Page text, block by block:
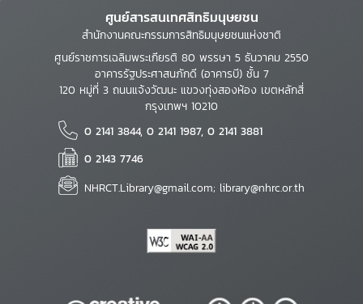
ศูนย์สารสนเทศสิทธิมนุษยชน
สำนักงานคณะกรรมการสิทธิมนุษยชนแห่งชาติ
ศูนย์ราชการเฉลิมพระเกียรติ 80 พรรษา 5 ธันวาคม 2550
อาคารรัฐประศาสนภักดี (อาคารบี) ชั้น 7
120 หมู่ที่ 3 ถนนแจ้งวัฒนะ แขวงทุ่งสองห้อง เขตหลักสี่
กรุงเทพฯ 10210
0 2141 3844, 0 2141 1987, 0 2141 3881
0 2143 7746
NHRCT.Library@gmail.com; library@nhrc.or.th